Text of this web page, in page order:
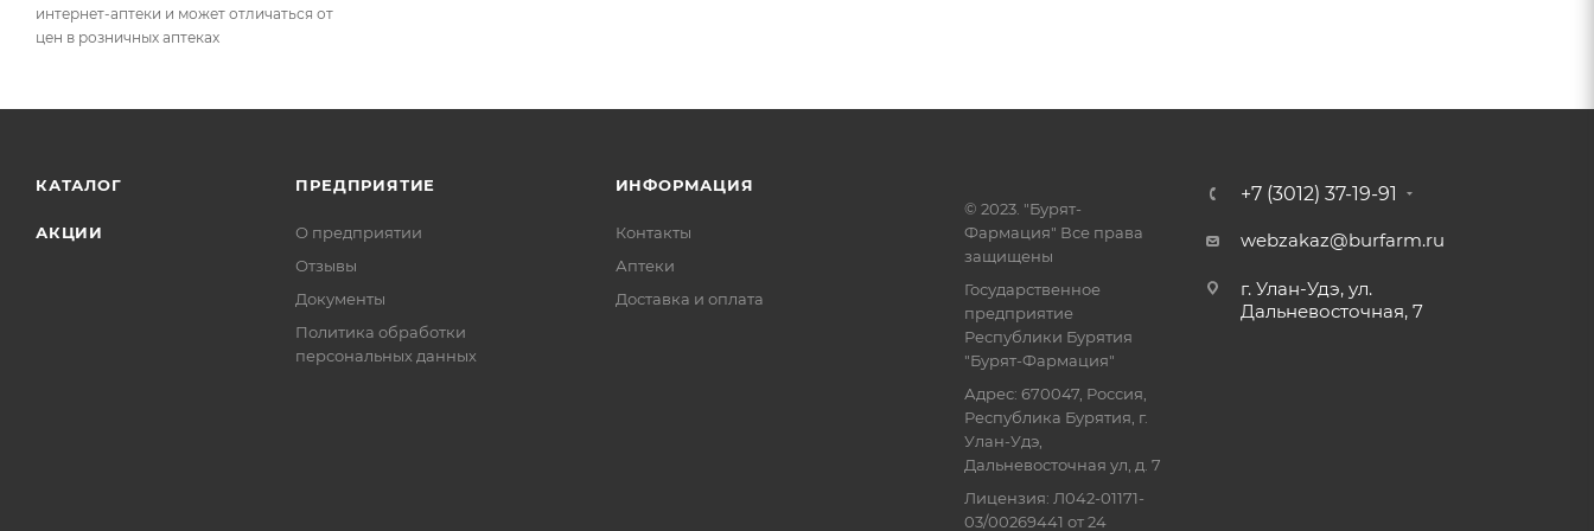
интернет-аптеки и может отличаться от
цен в розничных аптеках
КАТАЛОГ
АКЦИИ
ПРЕДПРИЯТИЕ
О предприятии
Отзывы
Документы
Политика обработки
персональных данных
ИНФОРМАЦИЯ
Контакты
Аптеки
Доставка и оплата
© 2023. "Бурят-
Фармация" Все права
защищены
Государственное
предприятие
Республики Бурятия
"Бурят-Фармация"
Адрес: 670047, Россия,
Республика Бурятия, г.
Улан-Удэ,
Дальневосточная ул, д. 7
Лицензия: Л042-01171-
03/00269441 от 24
+7 (3012) 37-19-91
webzakaz@burfarm.ru
г. Улан-Удэ, ул.
Дальневосточная, 7